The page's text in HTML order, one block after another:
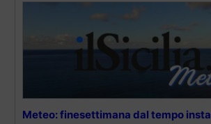
Meteo: finesettimana dal tempo